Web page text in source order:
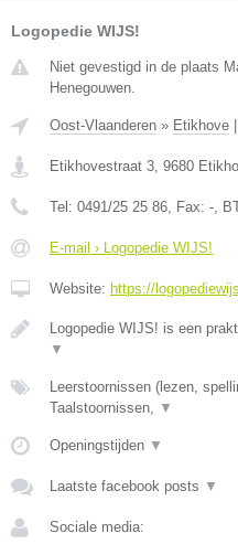
Logopedie WIJS!
Niet gevestigd in de plaats
Henegouwen.
Oost-Vlaanderen » Etikhove
Etikhovestraat 3, 9680
Tel: 0491/25 25 86, Fax: -,
E-mail › Logopedie WIJS!
Website: https://
Logopedie WIJS! is een
▼
Leerstoornissen (lezen,
Taalstoornissen, ▼
Openingstijden ▼
Laatste facebook posts ▼
Sociale media: